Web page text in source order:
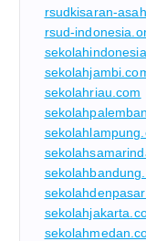
rsudkisaran-
rsud-
sekolahriau.com